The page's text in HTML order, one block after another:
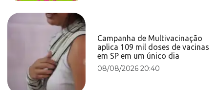
Campanha de Multivacinação
aplica 109 mil doses de vacinas
em SP em um único dia
08/08/2026 20:40